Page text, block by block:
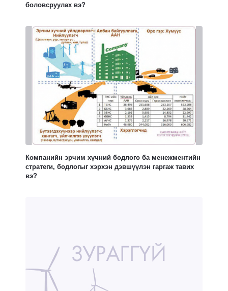
боловсруулах вэ?
Компанийн эрчим хүчний бодлого ба менежментийн
стратеги, бодлогыг хэрхэн дэвшүүлэн гаргаж тавих
вэ?